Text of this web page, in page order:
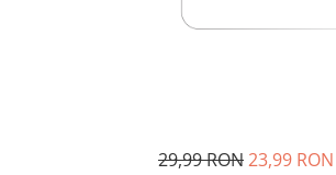
29,99 RON23,99 RON